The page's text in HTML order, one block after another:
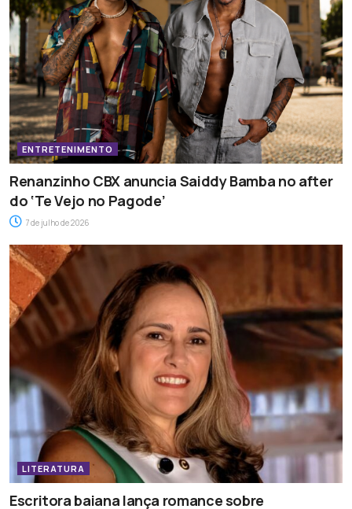
ENTRETENIMENTO
Renanzinho CBX anuncia Saiddy Bamba no after
do ‘Te Vejo no Pagode’
7 de julho de 2026
LITERATURA
Escritora baiana lança romance sobre